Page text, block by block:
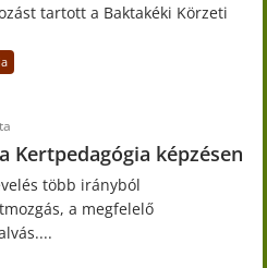
tartott a Baktakéki Körzeti
Kertpedagógia képzésen
több irányból
a megfelelő